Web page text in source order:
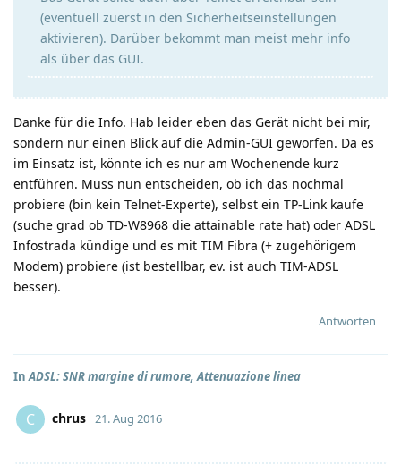
(eventuell zuerst in den Sicherheitseinstellungen
aktivieren). Darüber bekommt man meist mehr info
als über das GUI.
Danke für die Info. Hab leider eben das Gerät nicht bei mir,
sondern nur einen Blick auf die Admin-GUI geworfen. Da es
im Einsatz ist, könnte ich es nur am Wochenende kurz
entführen. Muss nun entscheiden, ob ich das nochmal
probiere (bin kein Telnet-Experte), selbst ein TP-Link kaufe
(suche grad ob TD-W8968 die attainable rate hat) oder ADSL
Infostrada kündige und es mit TIM Fibra (+ zugehörigem
Modem) probiere (ist bestellbar, ev. ist auch TIM-ADSL
besser).
Antworten
InADSL: SNR margine di rumore, Attenuazione linea
C chrus 21. Aug 2016